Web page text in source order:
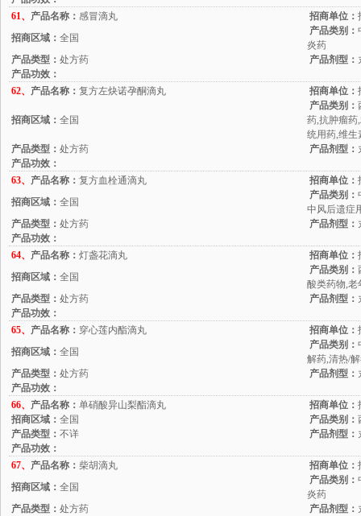
61、 产品名称： 感冒滴丸 招商单位：
招商区域： 全国
产品类别：
炎药
产品类型： 处方药 产品剂型：
产品功效：
62、 产品名称： 复方左炔诺孕酮滴丸 招商单位：
招商区域： 全国
产品类别：
药,抗肿瘤药
统用药,维生
产品类型： 处方药 产品剂型：
产品功效：
63、 产品名称： 复方血栓通滴丸 招商单位：
招商区域： 全国
产品类别：
中风后遗症
产品类型： 处方药 产品剂型：
产品功效：
64、 产品名称： 灯盏花滴丸 招商单位：
招商区域： 全国
产品类别：
酸类药物,老
产品类型： 处方药 产品剂型：
产品功效：
65、 产品名称： 穿心莲内酯滴丸 招商单位：
招商区域： 全国
产品类别：
解药,清热/
产品类型： 处方药 产品剂型：
产品功效：
66、 产品名称： 单硝酸异山梨酯滴丸 招商单位：
招商区域： 全国 产品类别：
产品类型： 不详 产品剂型：
产品功效：
67、 产品名称： 柴胡滴丸 招商单位：
招商区域： 全国
产品类别：
炎药
产品类型： 处方药 产品剂型：